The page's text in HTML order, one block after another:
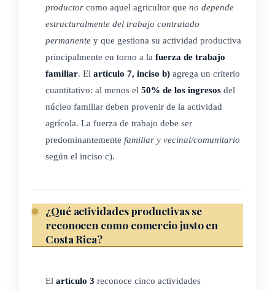
de gases de efecto invernadero y los residuos es
responsabilidad de todos los actores de la cadena de
producción, distribución y consumo.
que los valores de comercio justo puedan ser adoptados en
las prácticas comerciales convencionales y las regulaciones
gubernamentales. Realizan esta labor a través de campañas y
h) La construcción de un mundo más justo: no solo debe ser
responsabilidad de los consumidores buscar el comercio
justo; ellos tienen derecho de exigir que este sea la norma
también se compromete con sus actores como ciudadanos,
productor como aquel agricultor que no depende
estructuralmente del trabajo contratado
permanente y que gestiona su actividad productiva
principalmente en torno a la fuerza de trabajo
familiar. El artículo 7, inciso b) agrega un criterio
cuantitativo: al menos el 50% de los ingresos del
núcleo familiar deben provenir de la actividad
agrícola. La fuerza de trabajo debe ser
predominantemente familiar y vecinal/comunitario
según el inciso c).
¿Qué actividades productivas se
reconocen como comercio justo en
Costa Rica?
El artículo 3 reconoce cinco actividades